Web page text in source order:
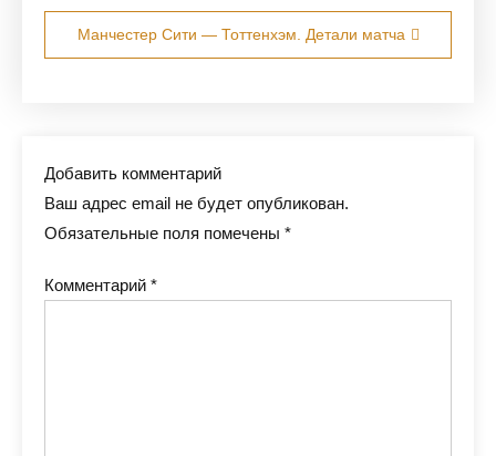
Манчестер Сити — Тоттенхэм. Детали матча
Добавить комментарий
Ваш адрес email не будет опубликован.
Обязательные поля помечены *
Комментарий *